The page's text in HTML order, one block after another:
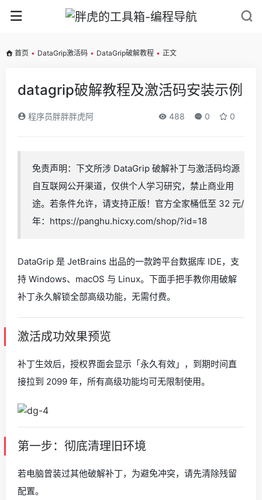
首页 • DataGrip激活码 • DataGrip破解教程 • 正文
datagrip破解教程及激活码安装示例
程序员胖胖胖虎阿 488 0 0
免责声明：下文所涉 DataGrip 破解补丁与激活码均源
自互联网公开渠道，仅供个人学习研究，禁止商业用
途。若条件允许，请支持正版！官方全家桶低至 32 元/
年：https://panghu.hicxy.com/shop/?id=18
DataGrip 是 JetBrains 出品的一款跨平台数据库 IDE，支
持 Windows、macOS 与 Linux。下面手把手教你用破解
补丁永久解锁全部高级功能，无需付费。
激活成功效果预览
补丁生效后，授权界面会显示「永久有效」，到期时间直
接拉到 2099 年，所有高级功能均可无限制使用。
第一步：彻底清理旧环境
若电脑曾装过其他破解补丁，为避免冲突，请先清除残留
配置。